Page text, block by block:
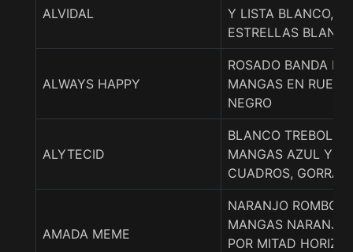
ALVIDAL
Y LISTA
ESTRELLAS
ALWAYS HAPPY
ROSADO BANDA
MANGAS EN
NEGRO
ALYTECID
BLANCO TREBOL
MANGAS AZUL Y
CUADROS, GORRA
AMADA MEME
NARANJO ROMBOS
MANGAS NARANJO
POR MITAD